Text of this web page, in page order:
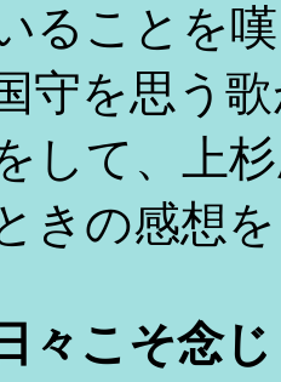
ることを
守を思う
して、上
きの感想
々こそ念